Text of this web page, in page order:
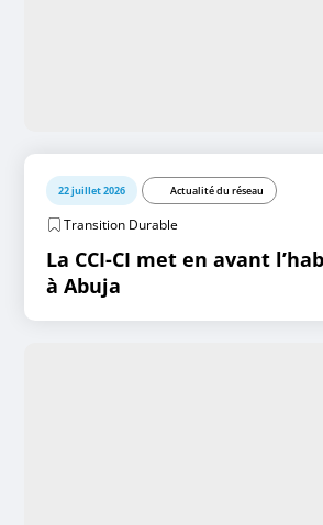
22 juillet 2026 Actualité du réseau
Transition Durable
La CCI-CI met en avant
à Abuja